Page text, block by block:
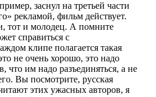
заснул на третьей части
рекламой, фильм действует.
тот и молодец. А помните
справиться с
клипе полагается такая
не очень хорошо, это надо
что им надо разъединяться, а не
Вы посмотрите, русская
этих ужасных авторов, я